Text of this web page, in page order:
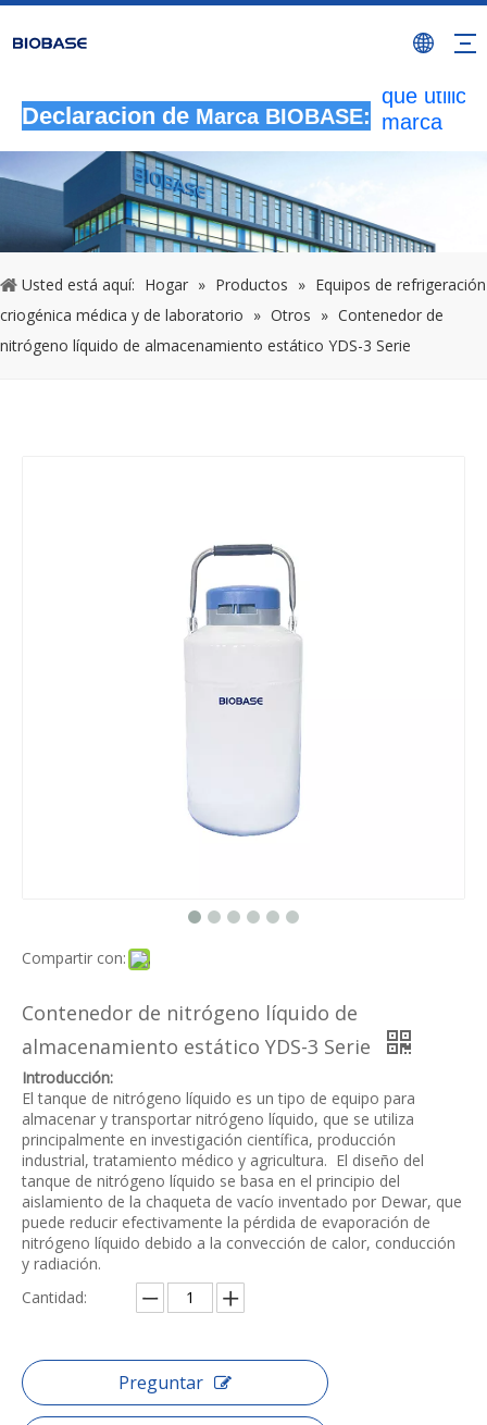
Declaracion de Marca BIOBASE:
Todas las
que
marca
legal.
20240510
Usted está aquí: Hogar » Productos » Equipos de refrigeración
criogénica médica y de laboratorio » Otros » Contenedor de
nitrógeno líquido de almacenamiento estático YDS-3 Serie
Compartir con:
Contenedor de nitrógeno líquido de
almacenamiento estático YDS-3 Serie
Introducción:
El tanque de nitrógeno líquido es un tipo de equipo para
almacenar y transportar nitrógeno líquido, que se utiliza
principalmente en investigación científica, producción
industrial, tratamiento médico y agricultura. ‌ El diseño del
tanque de nitrógeno líquido se basa en el principio del
aislamiento de la chaqueta de vacío inventado por Dewar, que
puede reducir efectivamente la pérdida de evaporación de
nitrógeno líquido debido a la convección de calor, conducción
y radiación.
Cantidad:
Preguntar